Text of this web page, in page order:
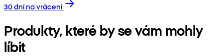
30 dní na vrácení
Produkty, které by se vám mohly
líbit